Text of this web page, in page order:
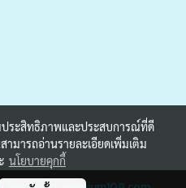
ประสิทธิภาพและประสบการณ์ที่ดี
ามารถอ่านรายละเอียดเพิ่มเติม
นโยบายคุกกี้